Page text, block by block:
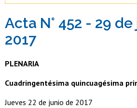
Estudiantes
Académicas/os
Acta N° 452 - 29
2017
PLENARIA
Cuadringentésima quincuagésima
Jueves 22 de junio de 2017